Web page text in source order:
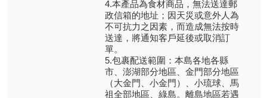
4.本產品為食材商品，無法送達郵
政信箱的地址；因天災或意外人為
不可抗力之因素，而造成無法按時
送達，將通知客戶延後或取消訂
單。
5.包裹配送範圍：本島各地各縣
市、澎湖部分地區、金門部分地區
（大金門、小金門）、小琉球、馬
祖全部地區、綠島。離島地區若遇